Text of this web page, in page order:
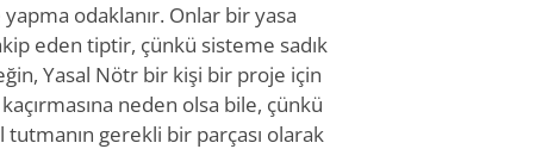
odaklanır. Onlar bir yasa
eden tiptir, çünkü sisteme sadık
Yasal Nötr bir kişi bir proje için
neden olsa bile, çünkü
gerekli bir parçası olarak